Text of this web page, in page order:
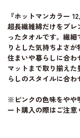
『ホットマンカラー 12
超長繊維綿だけをブ
ったタオルです。繊
りとした気持ちよさが
住まいや暮らしに合わ
マットまで取り揃え
らしのスタイルに合わ
※ピンクの色味をやや
ート購入の際はご注意